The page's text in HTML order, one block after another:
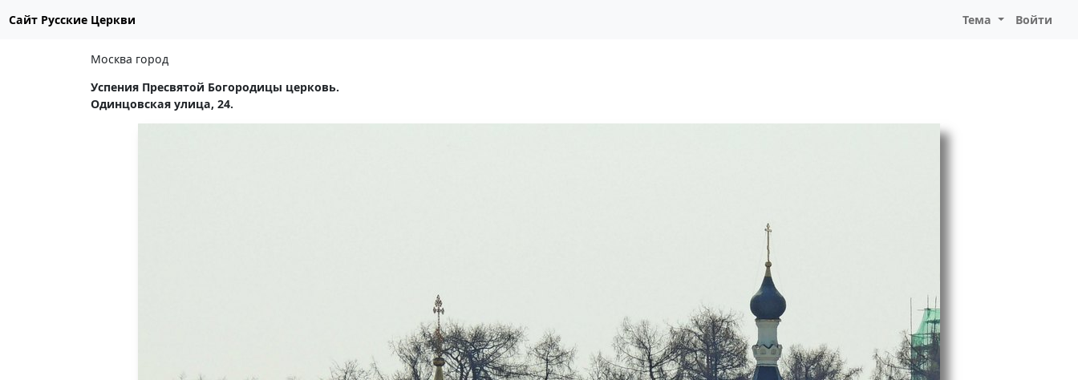
Сайт Русские Церкви Тема Войти
Москва город
Успения Пресвятой Богородицы церковь.
Одинцовская улица, 24.